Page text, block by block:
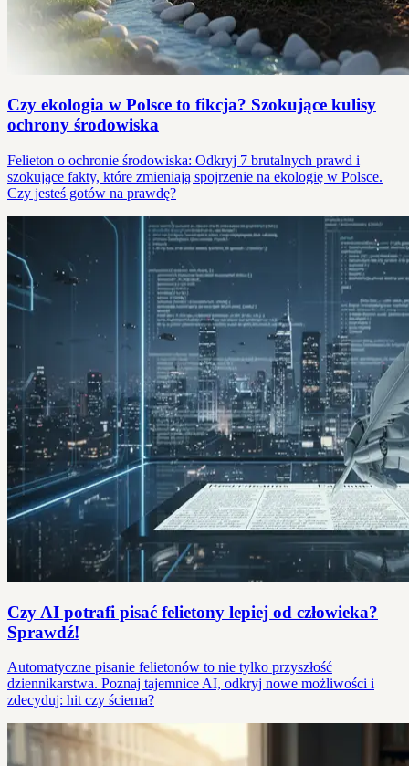
Czy ekologia w Polsce to fikcja? Szokujące kulisy
ochrony środowiska
Felieton o ochronie środowiska: Odkryj 7 brutalnych prawd i
szokujące fakty, które zmieniają spojrzenie na ekologię w Polsce.
Czy jesteś gotów na prawdę?
Czy AI potrafi pisać felietony lepiej od człowieka?
Sprawdź!
Automatyczne pisanie felietonów to nie tylko przyszłość
dziennikarstwa. Poznaj tajemnice AI, odkryj nowe możliwości i
zdecyduj: hit czy ściema?